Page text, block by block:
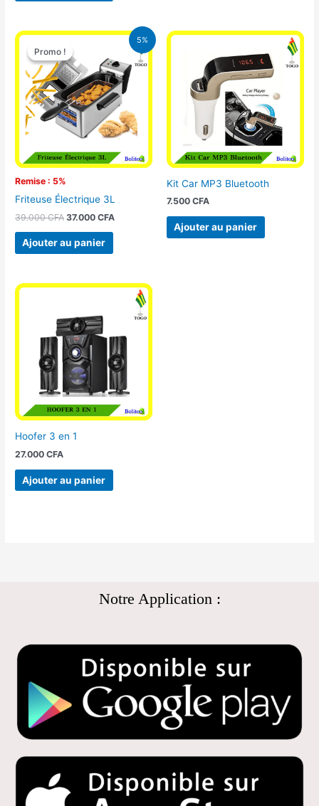
5%
Promo !
Remise : 5%
Promo !
Friteuse Électrique 3L
39.000CFA
Le
initial
était :
39.000 CFA.
37.000CFA
Le
prix
actuel
est :
37.000 CFA.
Ajouter au panier
Kit Car MP3 Bluetooth
7.500 CFA
Ajouter au panier
Hoofer 3 en 1
27.000CFA
Ajouter au panier
Notre Application :